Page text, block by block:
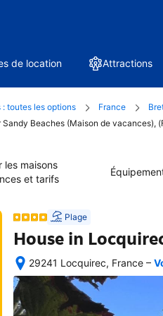
de location Attractions
toutes les options France
Beaches (Maison de vacances),
les maisons
et tarifs
Plage
House in
29241 Locquirec, France
Une
–